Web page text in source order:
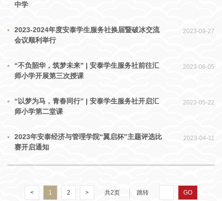
中学
2023-2024年度安泰学生服务社换届暨破冰交流
会议顺利举行
2023-09-27
“不负韶华，筑梦未来” | 安泰学生服务社前往汇
师小学开展第三次授课
2023-06-05
“以梦为马，青春同行” | 安泰学生服务社开启汇
师小学第二堂课
2023-05-22
2023年安泰经济与管理学院“翼启杯”主题评选比
赛开启通知
2023-04-11
< 1 2 > 共2页 跳转 GO